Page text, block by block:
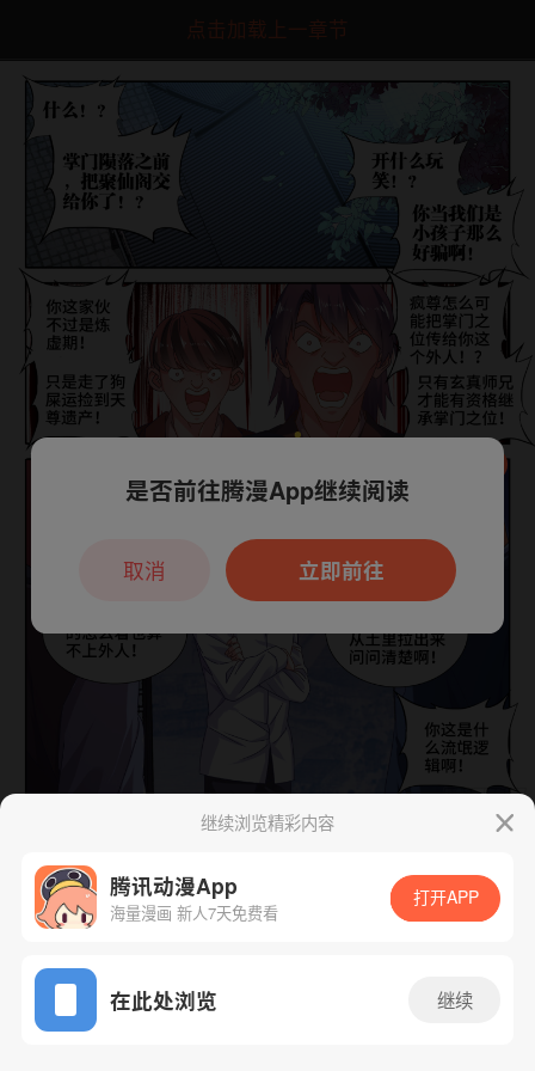
点击加载上一章节
App免费看
下一话 腾漫App免费看
继续浏览精彩内容
腾讯动漫App
海量漫画 新人7天免费看
打开APP
在此处浏览 继续
本章节仅支持App阅读，可打开App新用
户7天免费看
是否前往腾漫App继续阅读
立即前往
取消